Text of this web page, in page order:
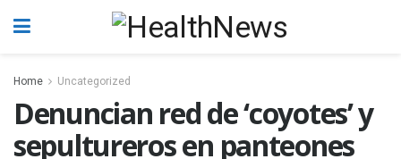
Home Uncategorized
Denuncian red de ‘coyotes’ y
sepultureros en panteones